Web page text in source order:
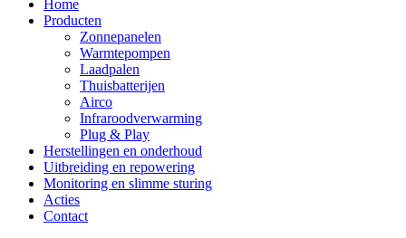
Home
Producten
Zonnepanelen
Warmtepompen
Laadpalen
Thuisbatterijen
Airco
Infraroodverwarming
Plug & Play
Herstellingen en onderhoud
Uitbreiding en repowering
Monitoring en slimme sturing
Acties
Contact